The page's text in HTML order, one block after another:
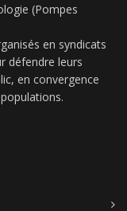
(Pompes
en syndicats
défendre leurs
en convergence